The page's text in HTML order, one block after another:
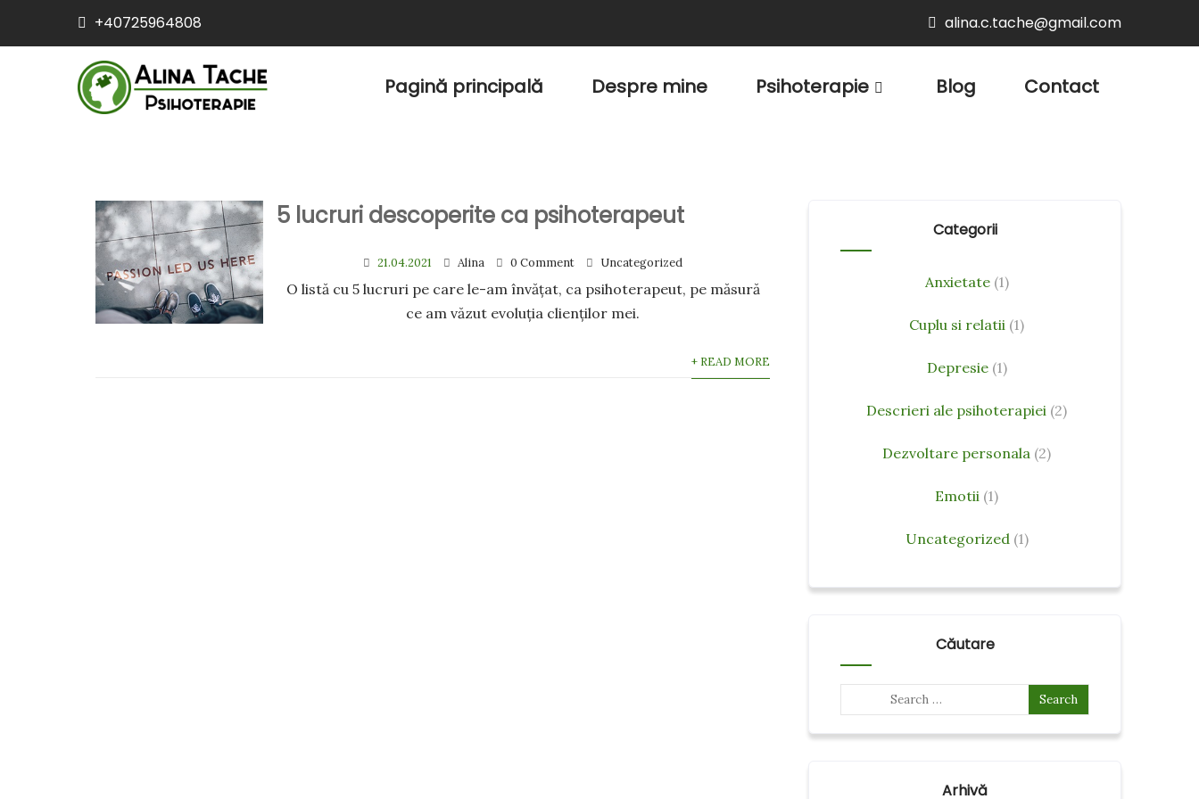
+40725964808 alina.c.tache@gmail.com
Pagină principală Despre mine Psihoterapie Blog Contact
5 lucruri descoperite ca psihoterapeut
21.04.2021 Alina 0 Comment Uncategorized
O listă cu 5 lucruri pe care le-am învățat, ca psihoterapeut, pe măsură
ce am văzut evoluția clienților mei.
+ READ MORE
Categorii
Anxietate(1)
Cuplu si relatii (1)
Depresie(1)
Descrieri ale psihoterapiei (2)
Dezvoltare personala (2)
Emotii (1)
Uncategorized(1)
Căutare
Arhivă